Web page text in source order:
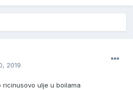
2019
ulje u boilama